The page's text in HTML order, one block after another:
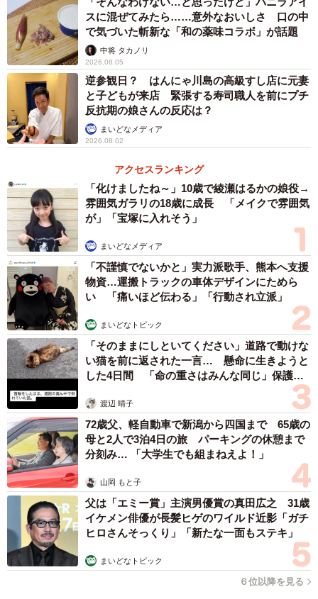
スに混ぜてみたら……意外なおいしさ 口の中
で気づいた斬新な「和の薬味コラボ」が話題
中将 タカノリ
2026.08.05
逆参観日？ はんにゃ川島の高級すし店に元妻
と子どもが来店 緊張する寿司職人を前にプチ
反抗期の娘さんの反応は？
まいどなメディア
2026.08.02
アクセスランキング
「化けましたね～」10歳で綾瀬はるかの娘役→
雰囲気ガラリの18歳に成長 「メイクで雰囲気
が」「宝塚に入れそう」
まいどなメディア
「不謹慎でないかと」実力派歌手、熊本へ支援
物資…運搬トラックの車体デザインにためら
い 「痛いほど伝わる」「行動され立派」
まいどなトピック
「そのままにしといてください」道路で動けな
い猫を前に返された一言… 懸命に生きようと
した4日間 「命の重さはみんな同じ」保護団
渡辺 晴子
72歳父、軽自動車で新潟から四国まで 65歳の
母と2人で3泊4日の旅 パーキングの休憩まで
分刻み… 「大学生でも組まねえよ！」
山岡 もと子
父は「エミー賞」主演男優賞の真田広之 31歳
イケメン俳優が長髪ヒゲのワイルド近影「ガチ
ヒロさんそっくり」「新たな一面もステキ」
まいどなトピック
６位以降を見る